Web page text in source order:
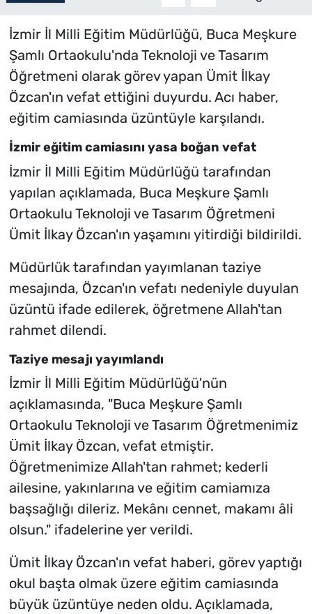
İzmir İl Milli Eğitim Müdürlüğü, Buca Meşkure
Şamlı Ortaokulu'nda Teknoloji ve Tasarım
Öğretmeni olarak görev yapan Ümit İlkay
Özcan'ın vefat ettiğini duyurdu. Acı haber,
eğitim camiasında üzüntüyle karşılandı.
İzmir eğitim camiasını yasa boğan vefat
İzmir İl Milli Eğitim Müdürlüğü tarafından
yapılan açıklamada, Buca Meşkure Şamlı
Ortaokulu Teknoloji ve Tasarım Öğretmeni
Ümit İlkay Özcan'ın yaşamını yitirdiği bildirildi.
Müdürlük tarafından yayımlanan taziye
mesajında, Özcan'ın vefatı nedeniyle duyulan
üzüntü ifade edilerek, öğretmene Allah'tan
rahmet dilendi.
Taziye mesajı yayımlandı
İzmir İl Milli Eğitim Müdürlüğü'nün
açıklamasında, "Buca Meşkure Şamlı
Ortaokulu Teknoloji ve Tasarım Öğretmenimiz
Ümit İlkay Özcan, vefat etmiştir.
Öğretmenimize Allah'tan rahmet; kederli
ailesine, yakınlarına ve eğitim camiamıza
başsağlığı dileriz. Mekânı cennet, makamı âli
olsun." ifadelerine yer verildi.
Ümit İlkay Özcan'ın vefat haberi, görev yaptığı
okul başta olmak üzere eğitim camiasında
büyük üzüntüye neden oldu. Açıklamada,